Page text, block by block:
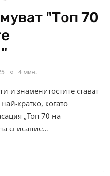
"Топ 70
4 мин.
и знаменитостите стават
кратко, когато
„Топ 70 на
списание…